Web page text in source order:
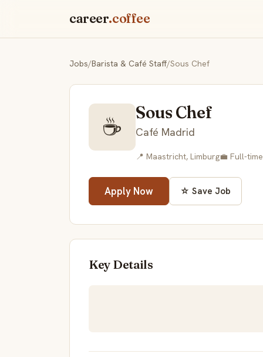
career.coffee
Jobs/Barista & Café Staff/Sous Chef
☕ Sous Chef
Café Madrid
📍 Maastricht, Limburg💼 Full-time
Apply Now ☆ Save Job
Key Details